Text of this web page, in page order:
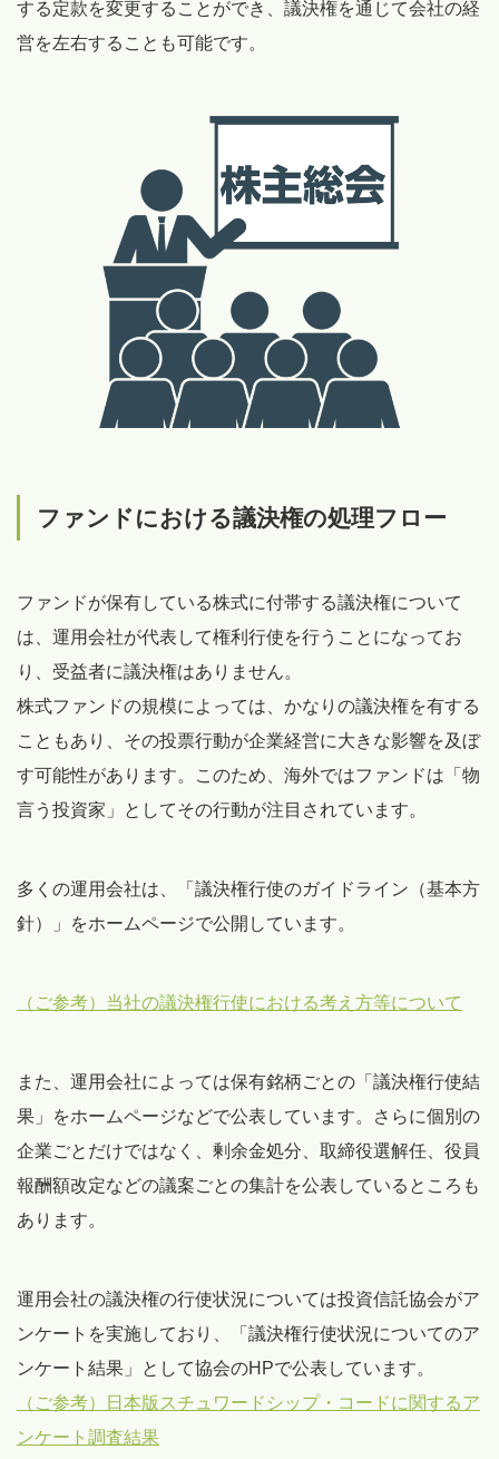
する定款を変更することができ、議決権を通じて会社の経
営を左右することも可能です。
ファンドにおける議決権の処理フロー
ファンドが保有している株式に付帯する議決権について
は、運用会社が代表して権利行使を行うことになってお
り、受益者に議決権はありません。
株式ファンドの規模によっては、かなりの議決権を有する
こともあり、その投票行動が企業経営に大きな影響を及ぼ
す可能性があります。このため、海外ではファンドは「物
言う投資家」としてその行動が注目されています。
多くの運用会社は、「議決権行使のガイドライン（基本方
針）」をホームページで公開しています。
（ご参考）当社の議決権行使における考え方等について
また、運用会社によっては保有銘柄ごとの「議決権行使結
果」をホームページなどで公表しています。さらに個別の
企業ごとだけではなく、剰余金処分、取締役選解任、役員
報酬額改定などの議案ごとの集計を公表しているところも
あります。
運用会社の議決権の行使状況については投資信託協会がア
ンケートを実施しており、「議決権行使状況についてのア
ンケート結果」として協会のHPで公表しています。
（ご参考）日本版スチュワードシップ・コードに関するア
ンケート調査結果